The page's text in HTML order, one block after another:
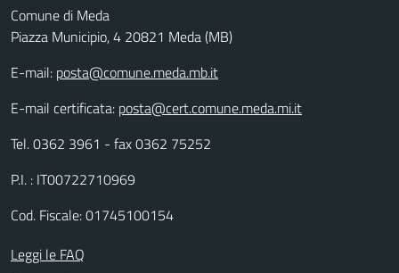
Comune di Meda
Piazza Municipio, 4 20821 Meda (MB)
E-mail: posta@comune.meda.mb.it
E-mail certificata: posta@cert.comune.meda.mi.it
Tel. 0362 3961 - fax 0362 75252
P.I. : IT00722710969
Cod. Fiscale: 01745100154
Leggi le FAQ